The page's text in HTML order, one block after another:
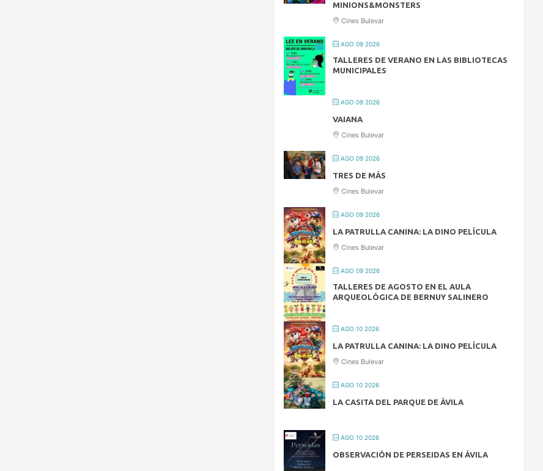
MINIONS&MONSTERS
Cines Bulevar
AGO 09 2026
TALLERES DE VERANO EN LAS BIBLIOTECAS
MUNICIPALES
AGO 09 2026
VAIANA
Cines Bulevar
AGO 09 2026
TRES DE MÁS
Cines Bulevar
AGO 09 2026
LA PATRULLA CANINA: LA DINO PELÍCULA
Cines Bulevar
AGO 09 2026
TALLERES DE AGOSTO EN EL AULA
ARQUEOLÓGICA DE BERNUY SALINERO
AGO 10 2026
LA PATRULLA CANINA: LA DINO PELÍCULA
Cines Bulevar
AGO 10 2026
LA CASITA DEL PARQUE DE ÁVILA
AGO 10 2026
OBSERVACIÓN DE PERSEIDAS EN ÁVILA